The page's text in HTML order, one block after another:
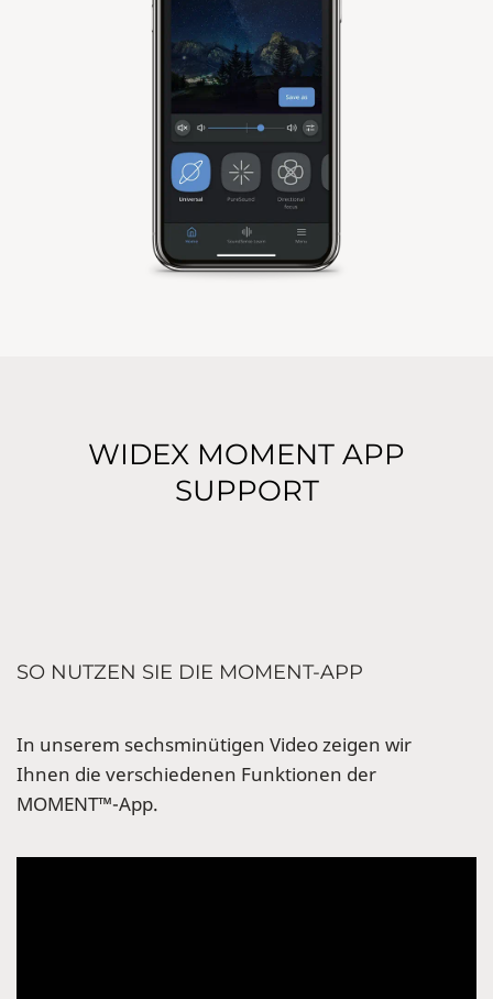
WIDEX MOMENT APP
SUPPORT
SO NUTZEN SIE DIE MOMENT-APP
In unserem sechsminütigen Video zeigen wir
Ihnen die verschiedenen Funktionen der
MOMENT™-App.